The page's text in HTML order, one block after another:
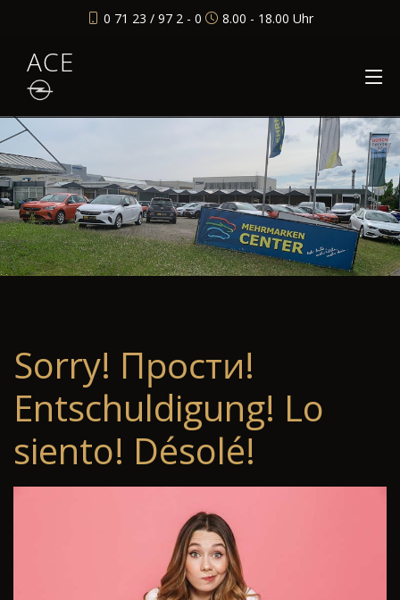
0 71 23 / 97 2 - 0 8.00 - 18.00 Uhr
ACE
Sorry! Прости!
Entschuldigung! Lo
siento! Désolé!